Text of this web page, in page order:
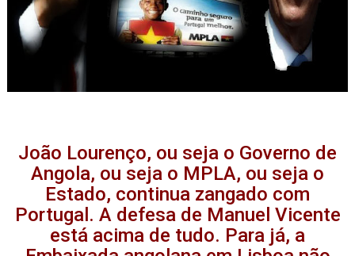
João Lourenço, ou seja o Governo de
Angola, ou seja o MPLA, ou seja o
Estado, continua zangado com
Portugal. A defesa de Manuel Vicente
está acima de tudo. Para já, a